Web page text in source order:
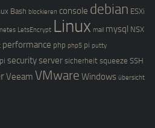
Bash blockieren console debian ESXi
LetsEncrypt Linux mail mysql NSX
performance php php5 pi putty
securityserver sicherheit squeeze SSH
Veeam VMware Windows übersicht